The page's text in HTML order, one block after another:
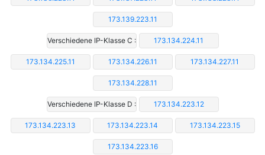
173.139.223.11
Verschiedene IP-Klasse C : 173.134.224.11
173.134.225.11 173.134.226.11 173.134.227.11
173.134.228.11
Verschiedene IP-Klasse D : 173.134.223.12
173.134.223.13 173.134.223.14 173.134.223.15
173.134.223.16